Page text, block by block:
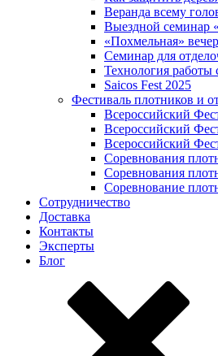
Веранда всему
Выездной семинар
«Похмельная»
Семинар для
Технология
Saicos Fest 2025
Фестиваль плотников и
Всероссийский
Всероссийский
Всероссийский
Соревнования
Соревнования
Соревнование
Сотрудничество
Доставка
Контакты
Эксперты
Блог